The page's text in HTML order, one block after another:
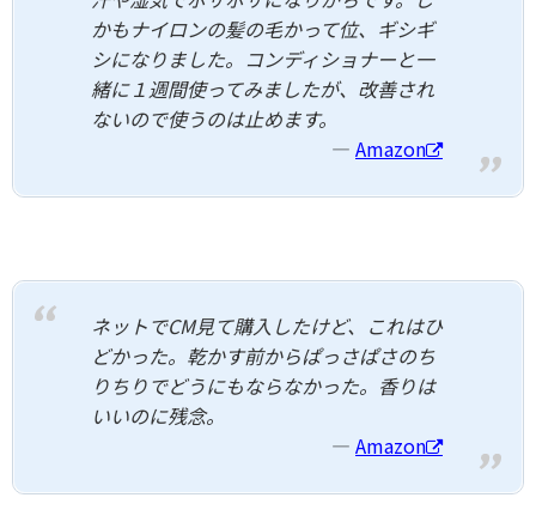
かもナイロンの髪の毛かって位、ギシギ
シになりました。コンディショナーと一
緒に１週間使ってみましたが、改善され
ないので使うのは止めます。
Amazon
ネットでCM見て購入したけど、これはひ
どかった。乾かす前からぱっさぱさのち
りちりでどうにもならなかった。香りは
いいのに残念。
Amazon